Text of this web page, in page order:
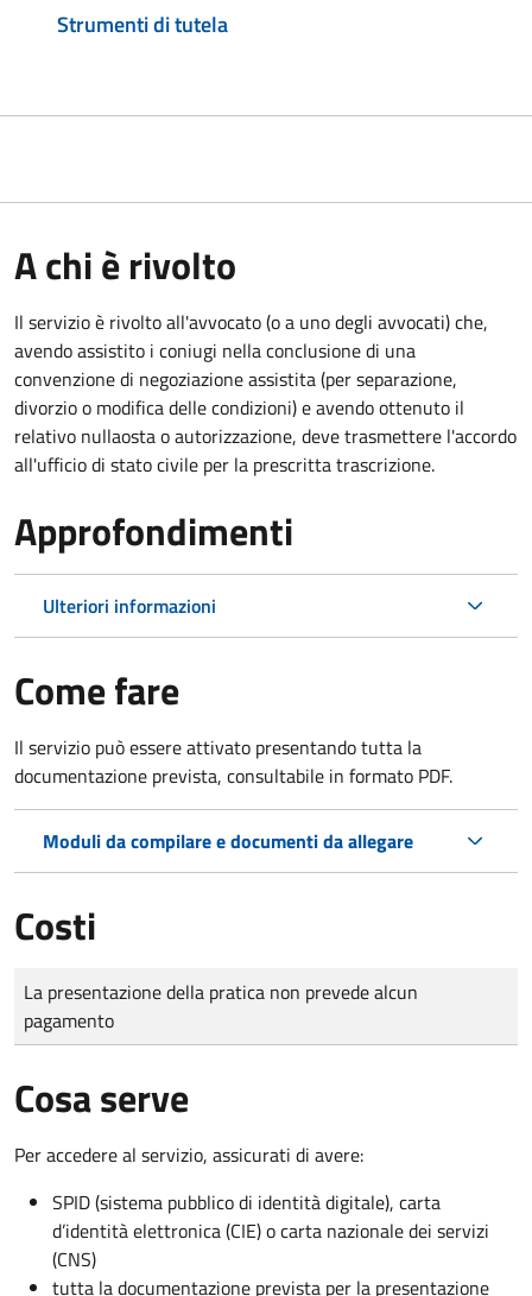
Strumenti di tutela
A chi è rivolto
Il servizio è rivolto all'avvocato (o a uno degli avvocati) che,
avendo assistito i coniugi nella conclusione di una
convenzione di negoziazione assistita (per separazione,
divorzio o modifica delle condizioni) e avendo ottenuto il
relativo nullaosta o autorizzazione, deve trasmettere l'accordo
all'ufficio di stato civile per la prescritta trascrizione.
Approfondimenti
Ulteriori informazioni
Come fare
Il servizio può essere attivato presentando tutta la
documentazione prevista, consultabile in formato PDF.
Moduli da compilare e documenti da allegare
Costi
Tipo di pagamento
Importo
La presentazione della pratica non prevede alcun
pagamento
Cosa serve
Per accedere al servizio, assicurati di avere:
SPID (sistema pubblico di identità digitale), carta
d’identità elettronica (CIE) o carta nazionale dei servizi
(CNS)
tutta la documentazione prevista per la presentazione